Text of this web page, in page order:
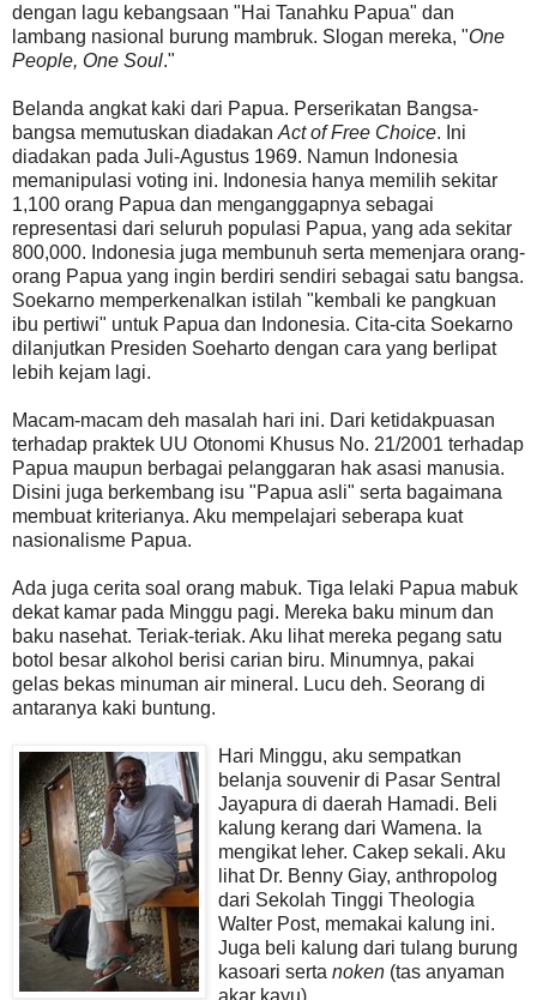
dengan lagu kebangsaan "Hai Tanahku Papua" dan
lambang nasional burung mambruk. Slogan mereka, "One
People, One Soul."
Belanda angkat kaki dari Papua. Perserikatan Bangsa-
bangsa memutuskan diadakan Act of Free Choice. Ini
diadakan pada Juli-Agustus 1969. Namun Indonesia
memanipulasi voting ini. Indonesia hanya memilih sekitar
1,100 orang Papua dan menganggapnya sebagai
representasi dari seluruh populasi Papua, yang ada sekitar
800,000. Indonesia juga membunuh serta memenjara orang-
orang Papua yang ingin berdiri sendiri sebagai satu bangsa.
Soekarno memperkenalkan istilah "kembali ke pangkuan
ibu pertiwi" untuk Papua dan Indonesia. Cita-cita Soekarno
dilanjutkan Presiden Soeharto dengan cara yang berlipat
lebih kejam lagi.
Macam-macam deh masalah hari ini. Dari ketidakpuasan
terhadap praktek UU Otonomi Khusus No. 21/2001 terhadap
Papua maupun berbagai pelanggaran hak asasi manusia.
Disini juga berkembang isu "Papua asli" serta bagaimana
membuat kriterianya. Aku mempelajari seberapa kuat
nasionalisme Papua.
Ada juga cerita soal orang mabuk. Tiga lelaki Papua mabuk
dekat kamar pada Minggu pagi. Mereka baku minum dan
baku nasehat. Teriak-teriak. Aku lihat mereka pegang satu
botol besar alkohol berisi carian biru. Minumnya, pakai
gelas bekas minuman air mineral. Lucu deh. Seorang di
antaranya kaki buntung.
Hari Minggu, aku sempatkan
belanja souvenir di Pasar Sentral
Jayapura di daerah Hamadi. Beli
kalung kerang dari Wamena. Ia
mengikat leher. Cakep sekali. Aku
lihat Dr. Benny Giay, anthropolog
dari Sekolah Tinggi Theologia
Walter Post, memakai kalung ini.
Juga beli kalung dari tulang burung
kasoari serta noken (tas anyaman
akar kayu).